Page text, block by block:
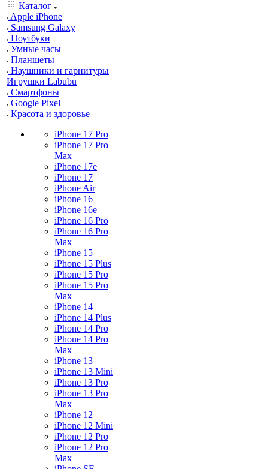
Каталог
Apple iPhone
Samsung Galaxy
Ноутбуки
Умные часы
Планшеты
Наушники и гарнитуры
Игрушки Labubu
Смартфоны
Google Pixel
Красота и здоровье
iPhone 17 Pro
iPhone 17 Pro
Max
iPhone 17e
iPhone 17
iPhone Air
iPhone 16
iPhone 16e
iPhone 16 Pro
iPhone 16 Pro
Max
iPhone 15
iPhone 15 Plus
iPhone 15 Pro
iPhone 15 Pro
Max
iPhone 14
iPhone 14 Plus
iPhone 14 Pro
iPhone 14 Pro
Max
iPhone 13
iPhone 13 Mini
iPhone 13 Pro
iPhone 13 Pro
Max
iPhone 12
iPhone 12 Mini
iPhone 12 Pro
iPhone 12 Pro
Max